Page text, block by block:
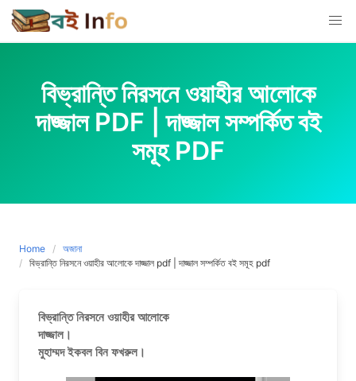
Skip
to
content
বিভ্রান্তি নিরসনে ওয়াহীর আলোকে
দাজ্জাল PDF | দাজ্জাল সম্পর্কিত বই
সমূহ PDF
Home
অজানা
বিভ্রান্তি নিরসনে ওয়াহীর আলোকে দাজ্জাল pdf | দাজ্জাল সম্পর্কিত বই সমূহ pdf
বিভ্রান্তি নিরসনে ওয়াহীর আলোকে
দাজ্জাল।
মুহাম্মদ ইকবল বিন ফখরুল।